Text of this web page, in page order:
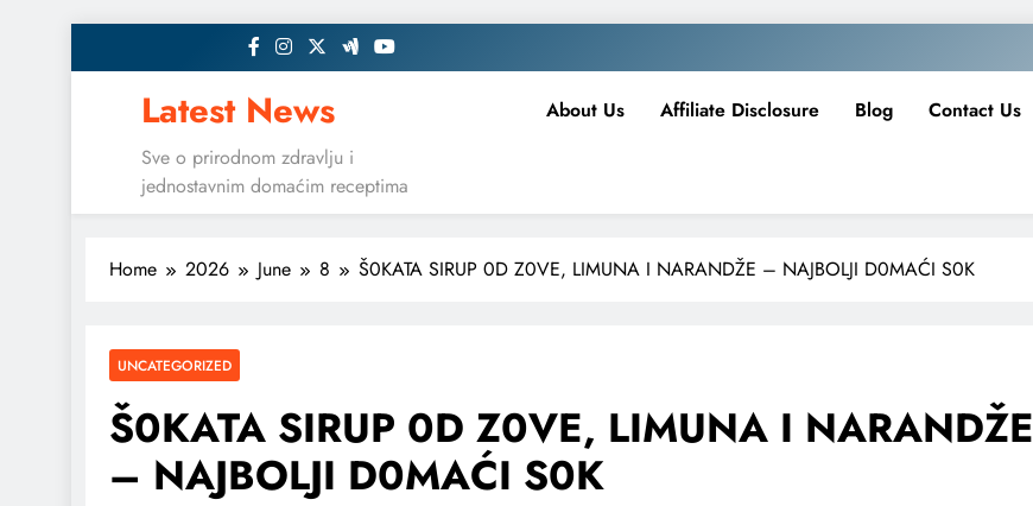
to
Latest News
Sve o prirodnom zdravlju i
jednostavnim domaćim receptima
About Us Affiliate Disclosure Blog Contact Us
Home 2026 June 8 Š0KATA SIRUP 0D Z0VE, LIMUNA I NARANDŽE – NAJBOLJI D0MAĆI S0K
UNCATEGORIZED
Š0KATA SIRUP 0D Z0VE, LIMUNA I NARANDŽE
– NAJBOLJI D0MAĆI S0K